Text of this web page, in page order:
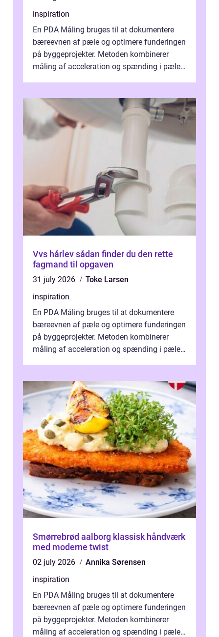
inspiration
En PDA Måling bruges til at dokumentere
bæreevnen af pæle og optimere funderingen
på byggeprojekter. Metoden kombinerer
måling af acceleration og spænding i pælen,
Vvs hårlev sådan finder du den rette
fagmand til opgaven
31 july 2026
Toke Larsen
inspiration
En PDA Måling bruges til at dokumentere
bæreevnen af pæle og optimere funderingen
på byggeprojekter. Metoden kombinerer
måling af acceleration og spænding i pælen,
Smørrebrød aalborg klassisk håndværk
med moderne twist
02 july 2026
Annika Sørensen
inspiration
En PDA Måling bruges til at dokumentere
bæreevnen af pæle og optimere funderingen
på byggeprojekter. Metoden kombinerer
måling af acceleration og spænding i pælen,